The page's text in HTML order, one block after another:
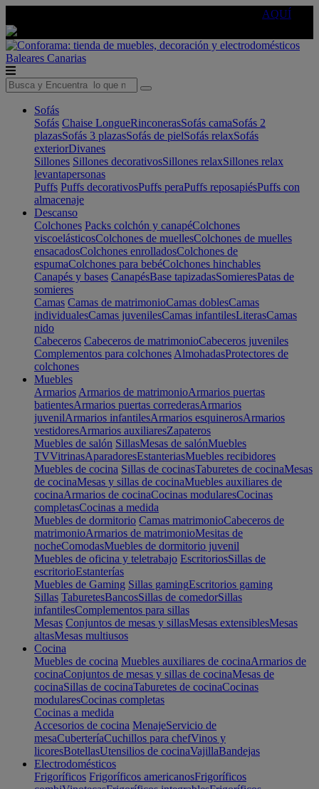
AQUÍ
Baleares Canarias
Sofás
Sofás Chaise LongueRinconerasSofás camaSofás 2
plazasSofás 3 plazasSofás de pielSofás relaxSofás
exteriorDivanes
Sillones Sillones decorativosSillones relaxSillones relax
levantapersonas
Puffs Puffs decorativosPuffs peraPuffs reposapiésPuffs con
almacenaje
Descanso
Colchones Packs colchón y canapéColchones
viscoelásticosColchones de muellesColchones de muelles
ensacadosColchones enrolladosColchones de
espumaColchones para bebéColchones hinchables
Canapés y bases CanapésBase tapizadasSomieresPatas de
somieres
Camas Camas de matrimonioCamas doblesCamas
individualesCamas juvenilesCamas infantilesLiterasCamas
nido
Cabeceros Cabeceros de matrimonioCabeceros juveniles
Complementos para colchones AlmohadasProtectores de
colchones
Muebles
Armarios Armarios de matrimonioArmarios puertas
batientesArmarios puertas correderasArmarios
juvenilArmarios infantilesArmarios esquinerosArmarios
vestidoresArmarios auxiliaresZapateros
Muebles de salón SillasMesas de salónMuebles
TVVitrinasAparadoresEstanteriasMuebles recibidores
Muebles de cocina Sillas de cocinasTaburetes de cocinaMesas
de cocinaMesas y sillas de cocinaMuebles auxiliares de
cocinaArmarios de cocinaCocinas modularesCocinas
completasCocinas a medida
Muebles de dormitorio Camas matrimonioCabeceros de
matrimonioArmarios de matrimonioMesitas de
nocheComodasMuebles de dormitorio juvenil
Muebles de oficina y teletrabajo EscritoriosSillas de
escritorioEstanterías
Muebles de Gaming Sillas gamingEscritorios gaming
Sillas TaburetesBancosSillas de comedorSillas
infantilesComplementos para sillas
Mesas Conjuntos de mesas y sillasMesas extensiblesMesas
altasMesas multiusos
Cocina
Muebles de cocina Muebles auxiliares de cocinaArmarios de
cocinaConjuntos de mesas y sillas de cocinaMesas de
cocinaSillas de cocinaTaburetes de cocinaCocinas
modularesCocinas completas
Cocinas a medida
Accesorios de cocina MenajeServicio de
mesaCuberteríaCuchillos para chefVinos y
licoresBotellasUtensilios de cocinaVajillaBandejas
Electrodomésticos
Frigoríficos Frigoríficos americanosFrigoríficos